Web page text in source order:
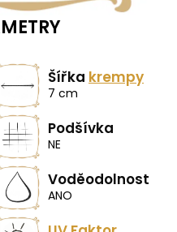
Šířka krempy
7 cm
Podšívka
NE
Voděodolnost
ANO